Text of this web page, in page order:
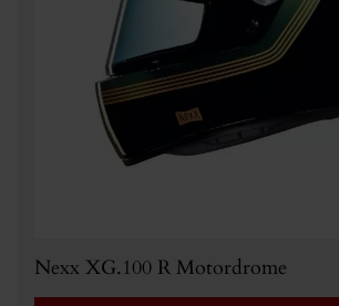
Nexx XG.100 R Motordrome